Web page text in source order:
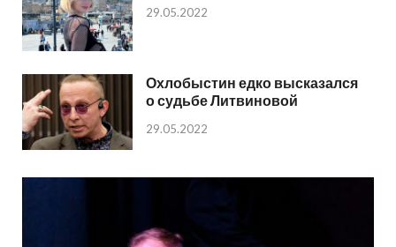
29.05.2022
Охлобыстин едко высказался
о судьбе Литвиновой
29.05.2022